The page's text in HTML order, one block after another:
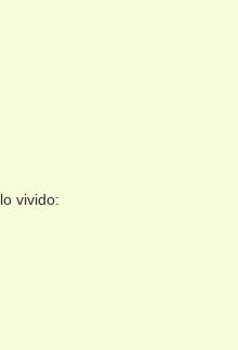
vivido: